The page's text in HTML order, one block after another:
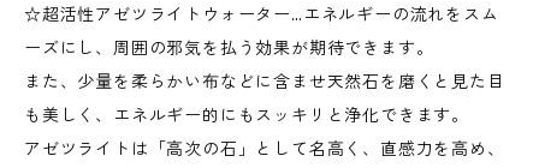
☆超活性アゼツライトウォーター…エネルギーの流れをスム
ーズにし、周囲の邪気を払う効果が期待できます。
また、少量を柔らかい布などに含ませ天然石を磨くと見た目
も美しく、エネルギー的にもスッキリと浄化できます。
アゼツライトは「高次の石」として名高く、直感力を高め、